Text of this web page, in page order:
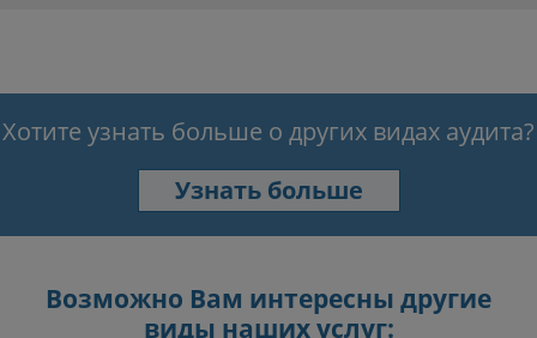
Хотите узнать больше о других видах аудита?
Узнать больше
Возможно Вам интересны другие
виды наших услуг: